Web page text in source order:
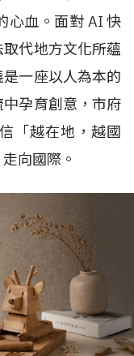
心血。面對 AI快
代地方文化所蘊
一座以人為本的
孕育創意，市府
「越在地，越國
向國際。